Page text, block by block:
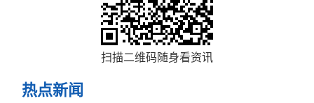
扫描二维码随身看资讯
热点新闻